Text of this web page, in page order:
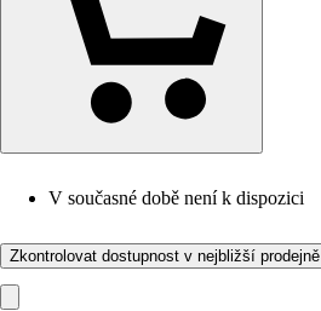
V současné době není k dispozici
Zkontrolovat dostupnost v nejbližší prodejně